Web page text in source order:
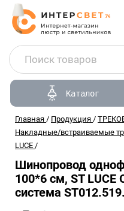
Каталог
Главная / Продукция /
Накладные/встраиваемые
LUCE /
Шинопровод
100*6 см, ST
система